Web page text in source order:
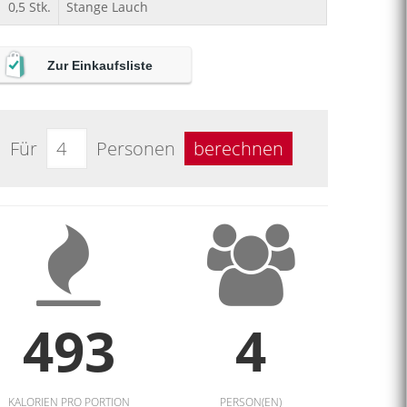
0,5 Stk. Stange Lauch
Zur Einkaufsliste
Für Personen berechnen
493
KALORIEN PRO PORTION
4
PERSON(EN)